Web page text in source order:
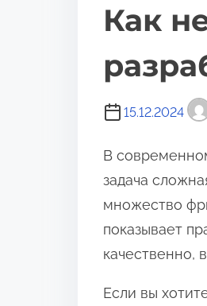
Как
15.12.2024
В
задача
множество
показывает
качественно,
Если вы